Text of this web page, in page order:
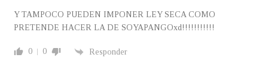
Y TAMPOCO PUEDEN IMPONER LEY SECA COMO
PRETENDE HACER LA DE SOYAPANGOxd!!!!!!!!!!!
0 0 Responder